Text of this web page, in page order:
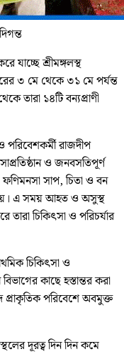
যাচ্ছে শ্রীমঙ্গলস্থ
৩ মে থেকে ৩১ মে পর্যন্ত
তারা ১৪টি বন্যপ্রাণী
রাজদীপ
ও জনবসতিপূর্ণ
সাপ, চিতা ও বন
হয়। এ সময় আহত ও অসুস্থ
তারা চিকিৎসা ও পরিচর্যার
চিকিৎসা ও
কাছে হস্তান্তর করা
প্রাকৃতিক পরিবেশে অবমুক্ত
দূরত্ব দিন দিন কমে